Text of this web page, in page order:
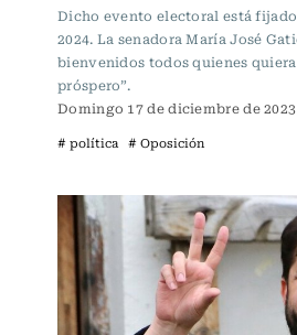
Dicho evento electoral está
2024. La senadora María José
bienvenidos todos quienes
próspero”.
Domingo 17 de diciembre de 2023
# política # Oposición